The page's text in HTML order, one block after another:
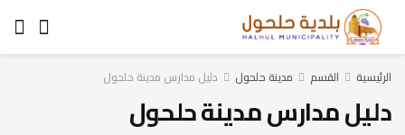
الرئيسية القسم مدينة حلحول دليل مدارس مدينة حلحول
دليل مدارس مدينة حلحول